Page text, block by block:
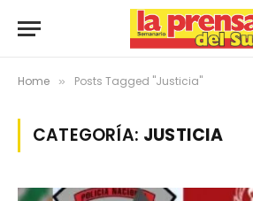
Home » Posts Tagged "Justicia"
CATEGORÍA: JUSTICIA